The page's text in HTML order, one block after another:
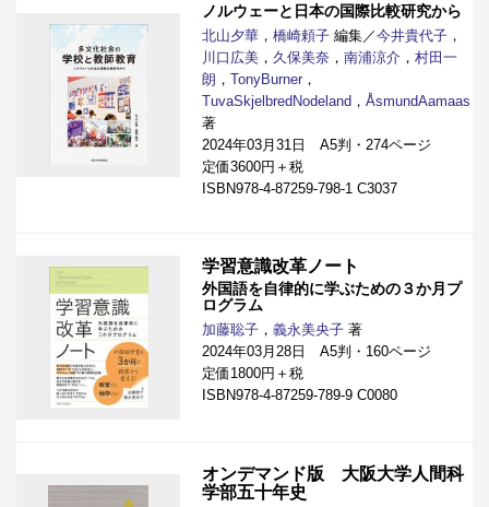
ノルウェーと日本の国際比較研究から
北山夕華 ， 橋崎頼子 編集／今井貴代子 ，
川口広美 ， 久保美奈 ， 南浦涼介 ， 村田一
朗 ， TonyBurner ，
TuvaSkjelbredNodeland ， ÅsmundAamaas
著
2024年03月31日 A5判・274ページ
定価3600円＋税
ISBN978-4-87259-798-1 C3037
学習意識改革ノート
外国語を自律的に学ぶための３か月プ
ログラム
加藤聡子 ， 義永美央子 著
2024年03月28日 A5判・160ページ
定価1800円＋税
ISBN978-4-87259-789-9 C0080
オンデマンド版 大阪大学人間科
学部五十年史